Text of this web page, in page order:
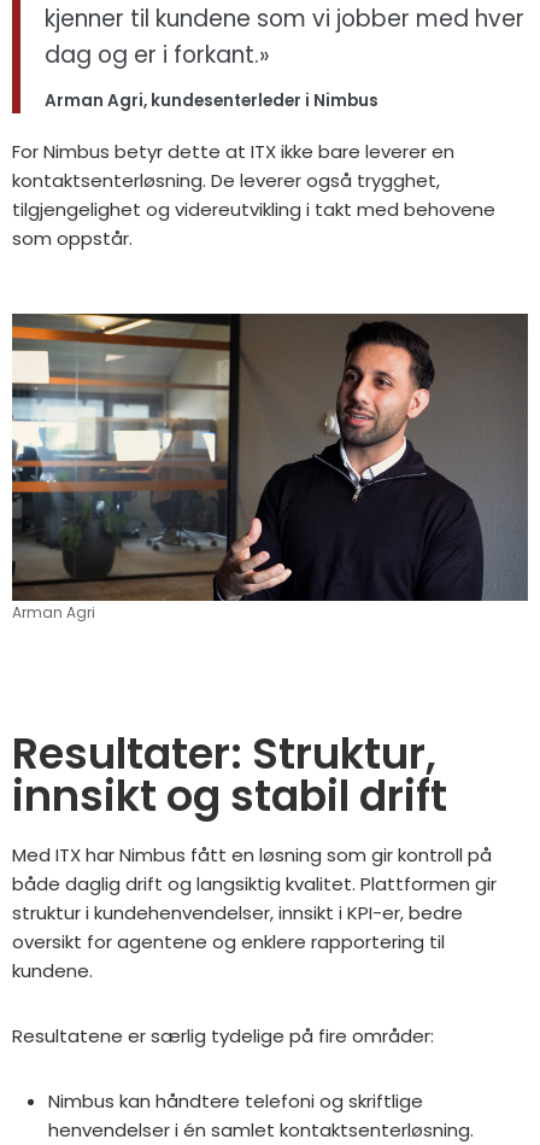
kjenner til kundene som vi jobber med hver
dag og er i forkant.»
Arman Agri, kundesenterleder i Nimbus
For Nimbus betyr dette at ITX ikke bare leverer en
kontaktsenterløsning. De leverer også trygghet,
tilgjengelighet og videreutvikling i takt med behovene
som oppstår.
Arman Agri
Resultater: Struktur,
innsikt og stabil drift
Med ITX har Nimbus fått en løsning som gir kontroll på
både daglig drift og langsiktig kvalitet. Plattformen gir
struktur i kundehenvendelser, innsikt i KPI-er, bedre
oversikt for agentene og enklere rapportering til
kundene.
Resultatene er særlig tydelige på fire områder:
Nimbus kan håndtere telefoni og skriftlige
henvendelser i én samlet kontaktsenterløsning.